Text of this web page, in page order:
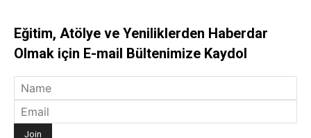
Eğitim, Atölye ve Yeniliklerden Haberdar
Olmak için E-mail Bültenimize Kaydol